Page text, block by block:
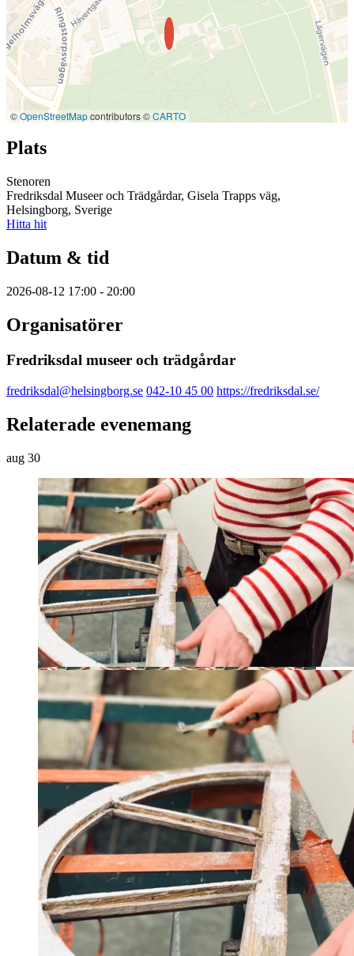
©OpenStreetMapcontributors ©CARTO
Plats
Stenoren
Fredriksdal Museer och Trädgårdar, Gisela Trapps väg,
Helsingborg, Sverige
Hitta hit
Datum & tid
2026-08-12 17:00 - 20:00
Organisatörer
Fredriksdal museer och trädgårdar
fredriksdal@helsingborg.se 042-10 45 00 https://fredriksdal.se/
Relaterade evenemang
aug 30